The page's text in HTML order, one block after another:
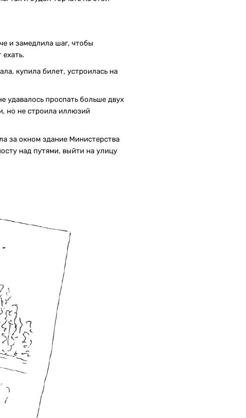
и замедлила шаг, чтобы
купила билет, устроилась на
удавалось проспать больше двух
но не строила иллюзий
за окном здание Министерства
над путями, выйти на улицу